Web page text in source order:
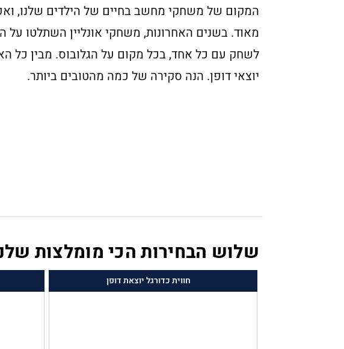
המקום של משחקי מחשב בחיים של הילדים שלנו,
מאוד. בשנים האחרונות, משחקי אונליין השתלטו
לשחק עם כל אחד, בכל מקום על הגלובוס. מבין כל
יוצאי דופן. הנה סקירה של כמה מהטובים ביותר.
שלוש הבחירות הכי מומלצות
חווית כדורגל יוצאת דופן